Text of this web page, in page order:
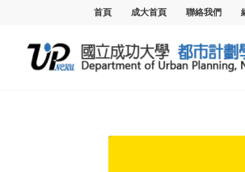
首頁 成大首頁 聯絡我們